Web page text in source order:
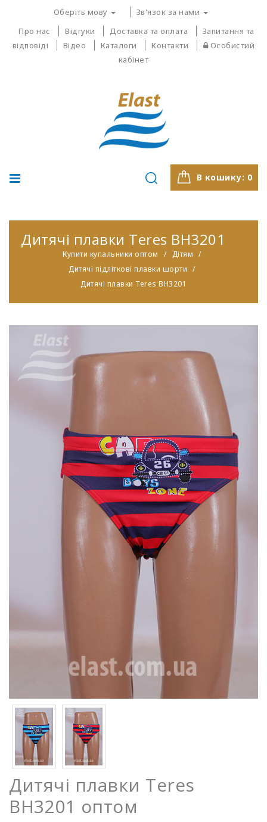
Оберіть мову
Зв'язок за нами
Про нас
Відгуки Доставка та оплата
Запитання та
відповіді
Відео Каталоги Контакти
Особистий
кабінет
В кошику: 0
Дитячі плавки Teres BH3201
Купити купальники оптом
Дітям
Дитячі підліткові плавки шорти
Дитячі плавки Teres BH3201
Дитячі плавки Teres
BH3201 оптом